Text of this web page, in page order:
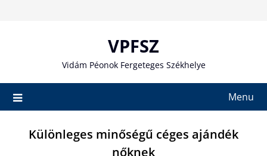
VPFSZ
Vidám Péonok Fergeteges Székhelye
Menu
Különleges minőségű céges ajándék
nőknek